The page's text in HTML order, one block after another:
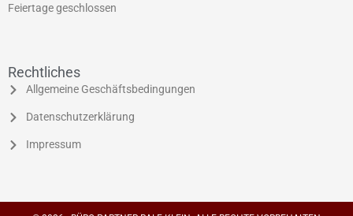
Feiertage geschlossen
Rechtliches
Allgemeine Geschäftsbedingungen
Datenschutzerklärung
Impressum